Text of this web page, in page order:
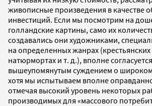
живописные произведения в качестве
инвестиций. Если мы посмотрим на
голландские картины, само их
создавались они художниками,
на определенных жанрах
натюрмортах и т. д.), вполне
вышеупомянутым суждением о
хотя мы испытываем вполне
отмечая высокий уровень некоторых
производимых для «массового